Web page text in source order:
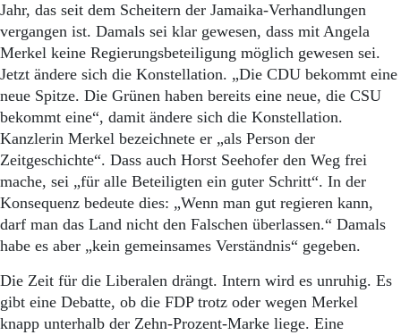
Jahr, das seit dem Scheitern der Jamaika-Verhandlungen
vergangen ist. Damals sei klar gewesen, dass mit Angela
Merkel keine Regierungsbeteiligung möglich gewesen sei.
Jetzt ändere sich die Konstellation. „Die CDU bekommt eine
neue Spitze. Die Grünen haben bereits eine neue, die CSU
bekommt eine“, damit ändere sich die Konstellation.
Kanzlerin Merkel bezeichnete er „als Person der
Zeitgeschichte“. Dass auch Horst Seehofer den Weg frei
mache, sei „für alle Beteiligten ein guter Schritt“. In der
Konsequenz bedeute dies: „Wenn man gut regieren kann,
darf man das Land nicht den Falschen überlassen.“ Damals
habe es aber „kein gemeinsames Verständnis“ gegeben.
Die Zeit für die Liberalen drängt. Intern wird es unruhig. Es
gibt eine Debatte, ob die FDP trotz oder wegen Merkel
knapp unterhalb der Zehn-Prozent-Marke liege. Eine